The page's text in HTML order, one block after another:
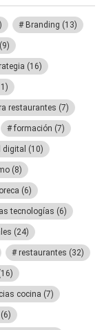
Branding (13)
(9)
(16)
restaurantes (7)
formación (7)
digital (10)
(8)
(6)
tecnologías (6)
(24)
restaurantes (32)
cocina (7)
(6)